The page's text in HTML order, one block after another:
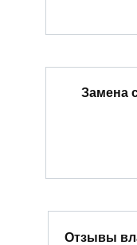
Замена
Отзывы